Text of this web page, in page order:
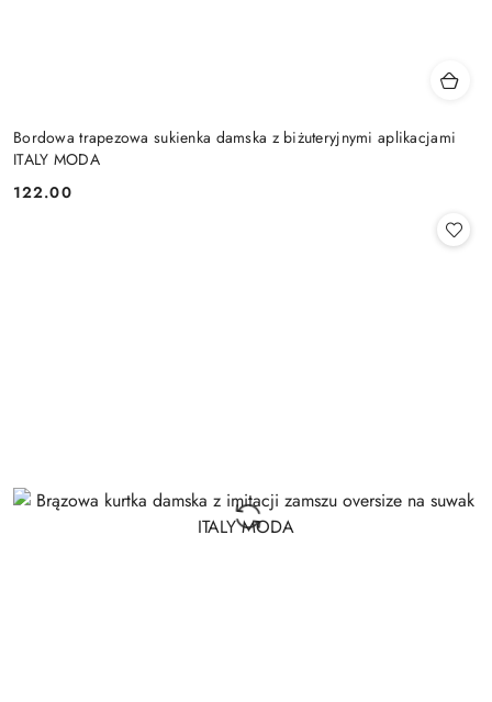
Bordowa trapezowa sukienka damska z biżuteryjnymi aplikacjami
ITALY MODA
Cena:
122.00